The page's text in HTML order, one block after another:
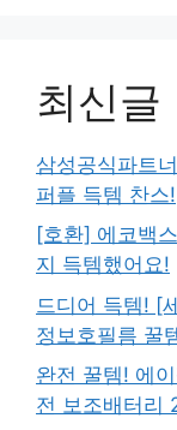
최신글
삼성공식파트
퍼플 득템 찬스!
[호환] 에코백
지 득템했어요!
드디어 득템! [
정보호필름 꿀
완전 꿀템! 에
전 보조배터리